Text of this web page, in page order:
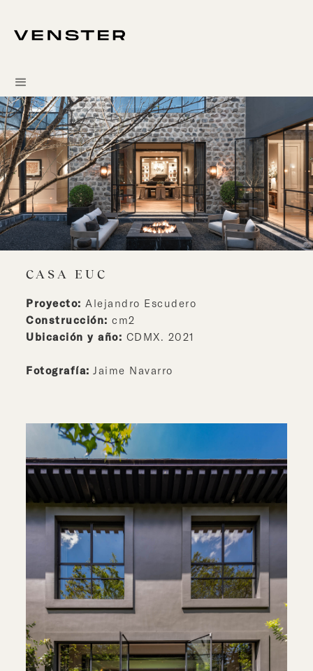
CASA EUC
Proyecto: Alejandro Escudero
Construcción:cm2
Ubicación y año: CDMX. 2021
Fotografía: Jaime Navarro